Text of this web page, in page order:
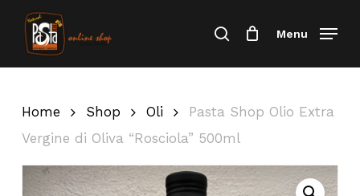
Skip
Cerca Menu
Carrello Close
Home Shop Oli
Pasta Shop Olio Extra
Vergine di Oliva “Rosciola” 500ml